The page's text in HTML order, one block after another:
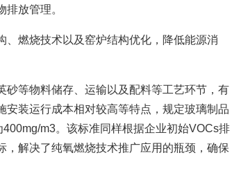
放管理。
燃烧技术以及窑炉结构优化，降低能源消
等物料储存、运输以及配料等工艺环节，有
装运行成本相对较高等特点，规定玻璃制品
m3。该标准同样根据企业初始VOCs排
解决了纯氧燃烧技术推广应用的瓶颈，确保